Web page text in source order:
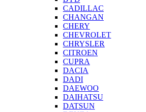
CADILLAC
CHANGAN
CHERY
CHEVROLET
CHRYSLER
CITROEN
CUPRA
DACIA
DADI
DAEWOO
DAIHATSU
DATSUN